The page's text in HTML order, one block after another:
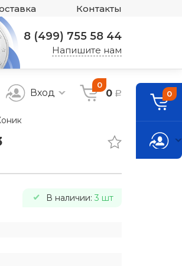
Контакты
8 (499) 755 58 44
Напишите нам
Вход
0
0 a
В наличии: 3 шт
0